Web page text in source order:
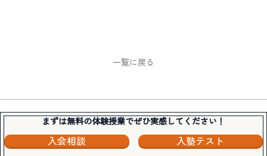
一覧に戻る
まずは無料の体験授業でぜひ実感してください！
入会相談
入塾テスト